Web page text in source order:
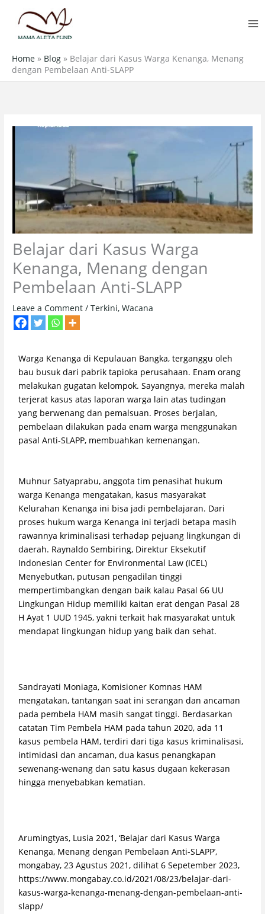
content
Home » Blog » Belajar dari Kasus Warga Kenanga, Menang
dengan Pembelaan Anti-SLAPP
Belajar dari Kasus Warga
Kenanga, Menang dengan
Pembelaan Anti-SLAPP
Leave a Comment /Terkini,Wacana
Warga Kenanga di Kepulauan Bangka, terganggu oleh
bau busuk dari pabrik tapioka perusahaan. Enam orang
melakukan gugatan kelompok. Sayangnya, mereka malah
terjerat kasus atas laporan warga lain atas tudingan
yang berwenang dan pemalsuan. Proses berjalan,
pembelaan dilakukan pada enam warga menggunakan
pasal Anti-SLAPP, membuahkan kemenangan.
Muhnur Satyaprabu, anggota tim penasihat hukum
warga Kenanga mengatakan, kasus masyarakat
Kelurahan Kenanga ini bisa jadi pembelajaran. Dari
proses hukum warga Kenanga ini terjadi betapa masih
rawannya kriminalisasi terhadap pejuang lingkungan di
daerah. Raynaldo Sembiring, Direktur Eksekutif
Indonesian Center for Environmental Law (ICEL)
Menyebutkan, putusan pengadilan tinggi
mempertimbangkan dengan baik kalau Pasal 66 UU
Lingkungan Hidup memiliki kaitan erat dengan Pasal 28
H Ayat 1 UUD 1945, yakni terkait hak masyarakat untuk
mendapat lingkungan hidup yang baik dan sehat.
Sandrayati Moniaga, Komisioner Komnas HAM
mengatakan, tantangan saat ini serangan dan ancaman
pada pembela HAM masih sangat tinggi. Berdasarkan
catatan Tim Pembela HAM pada tahun 2020, ada 11
kasus pembela HAM, terdiri dari tiga kasus kriminalisasi,
intimidasi dan ancaman, dua kasus penangkapan
sewenang-wenang dan satu kasus dugaan kekerasan
hingga menyebabkan kematian.
Arumingtyas, Lusia 2021, ‘Belajar dari Kasus Warga
Kenanga, Menang dengan Pembelaan Anti-SLAPP’,
mongabay, 23 Agustus 2021, dilihat 6 Sepetember 2023,
https://www.mongabay.co.id/2021/08/23/belajar-dari-
kasus-warga-kenanga-menang-dengan-pembelaan-anti-
slapp/